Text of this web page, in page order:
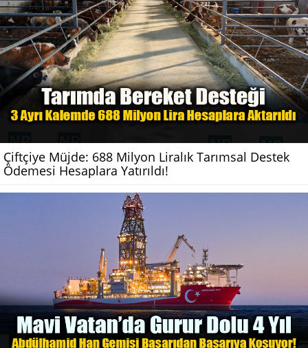
Çiftçiye Müjde: 688 Milyon Liralık Tarımsal Destek
Ödemesi Hesaplara Yatırıldı!